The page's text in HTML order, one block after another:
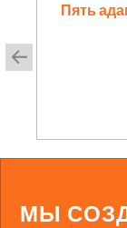
Пять
МЫ